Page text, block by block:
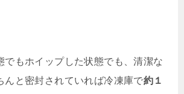
でもホイップした状態でも、清潔な
んと密封されていれば冷凍庫で約１